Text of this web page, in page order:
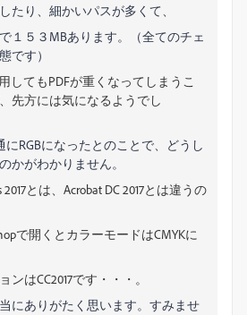
たり、細かいパスが多くて、
１５３MBあります。（全てのチェ
です）
してもPDFが重くなってしまうこ
先方には気になるようでし
にRGBになったとのことで、どうし
かがわかりません。
とは、 Acrobat DC 2017とは違うの
で開くとカラーモードはCMYKに
はCC2017です・・・。
にありがたく思います。すみませ